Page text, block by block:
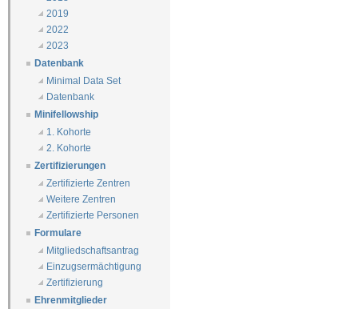
2019
2022
2023
Datenbank
Minimal Data Set
Datenbank
Minifellowship
1. Kohorte
2. Kohorte
Zertifizierungen
Zertifizierte Zentren
Weitere Zentren
Zertifizierte Personen
Formulare
Mitgliedschaftsantrag
Einzugsermächtigung
Zertifizierung
Ehrenmitglieder